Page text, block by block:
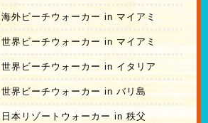
海外ビーチウォーカー in マイアミ
世界ビーチウォーカー in マイアミ
世界ビーチウォーカー in イタリア
世界ビーチウォーカー in バリ島
日本リゾートウォーカー in 秩父